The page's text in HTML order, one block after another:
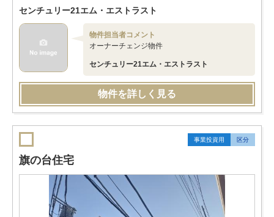
センチュリー21エム・エストラスト
物件担当者コメント
オーナーチェンジ物件
センチュリー21エム・エストラスト
物件を詳しく見る
事業投資用 区分
旗の台住宅